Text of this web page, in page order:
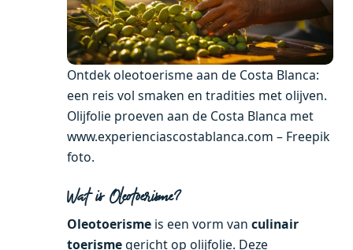
Ontdek oleotoerisme aan de Costa Blanca:
een reis vol smaken en tradities met olijven.
Olijfolie proeven aan de Costa Blanca met
www.experienciascostablanca.com – Freepik
foto.
Wat is Oleotoerisme?
Oleotoerisme is een vorm van culinair
toerismegericht op olijfolie. Deze